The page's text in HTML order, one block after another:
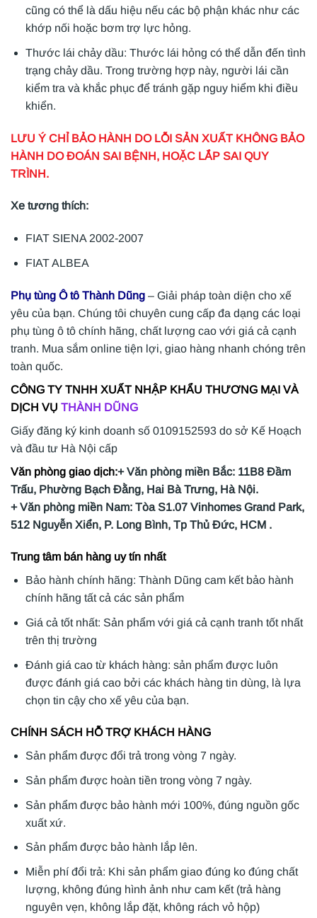
cũng có thể là dấu hiệu nếu các bộ phận khác như các
khớp nối hoặc bơm trợ lực hỏng.
Thước lái chảy dầu: Thước lái hỏng có thể dẫn đến tình
trạng chảy dầu. Trong trường hợp này, người lái cần
kiểm tra và khắc phục để tránh gặp nguy hiểm khi điều
khiển.
LƯU Ý CHỈ BẢO HÀNH DO LỖI SẢN XUẤT KHÔNG BẢO
HÀNH DO ĐOÁN SAI BỆNH, HOẶC LẮP SAI QUY
TRÌNH.
Xe tương thích:
FIAT SIENA 2002-2007
FIAT ALBEA
Phụ tùng Ô tô Thành Dũng – Giải pháp toàn diện cho xế
yêu của bạn. Chúng tôi chuyên cung cấp đa dạng các loại
phụ tùng ô tô chính hãng, chất lượng cao với giá cả cạnh
tranh. Mua sắm online tiện lợi, giao hàng nhanh chóng trên
toàn quốc.
CÔNG TY TNHH XUẤT NHẬP KHẨU THƯƠNG MẠI VÀ
DỊCH VỤ THÀNH DŨNG
Giấy đăng ký kinh doanh số 0109152593 do sở Kế Hoạch
và đầu tư Hà Nội cấp
Văn phòng giao dịch:+ Văn phòng miền Bắc: 11B8 Đầm
Trấu, Phường Bạch Đằng, Hai Bà Trưng, Hà Nội.
+ Văn phòng miền Nam: Tòa S1.07 Vinhomes Grand Park,
512 Nguyễn Xiển, P. Long Bình, Tp Thủ Đức, HCM .
Trung tâm bán hàng uy tín nhất
Bảo hành chính hãng: Thành Dũng cam kết bảo hành
chính hãng tất cả các sản phẩm
Giá cả tốt nhất: Sản phẩm với giá cả cạnh tranh tốt nhất
trên thị trường
Đánh giá cao từ khách hàng: sản phẩm được luôn
được đánh giá cao bởi các khách hàng tin dùng, là lựa
chọn tin cậy cho xế yêu của bạn.
CHÍNH SÁCH HỖ TRỢ KHÁCH HÀNG
Sản phẩm được đổi trả trong vòng 7 ngày.
Sản phẩm được hoàn tiền trong vòng 7 ngày.
Sản phẩm được bảo hành mới 100%, đúng nguồn gốc
xuất xứ.
Sản phẩm được bảo hành lắp lên.
Miễn phí đổi trả: Khi sản phẩm giao đúng ko đúng chất
lượng, không đúng hình ảnh như cam kết (trả hàng
nguyên vẹn, không lắp đặt, không rách vỏ hộp)